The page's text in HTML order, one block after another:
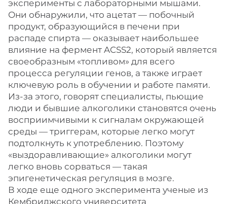
эксперименты с лабораторными мышами.
Они обнаружили, что ацетат — побочный
продукт, образующийся в печени при
распаде спирта — оказывает наибольшее
влияние на фермент ACSS2, который является
своеобразным «топливом» для всего
процесса регуляции генов, а также играет
ключевую роль в обучении и работе памяти.
Из-за этого, говорят специалисты, пьющие
люди и бывшие алкоголики становятся очень
восприимчивыми к сигналам окружающей
среды — триггерам, которые легко могут
подтолкнуть к употреблению. Поэтому
«выздоравливающие» алкоголики могут
легко вновь сорваться — такая
эпигенетическая регуляция в мозге.
В ходе еще одного эксперимента ученые из
Кембриджского университета